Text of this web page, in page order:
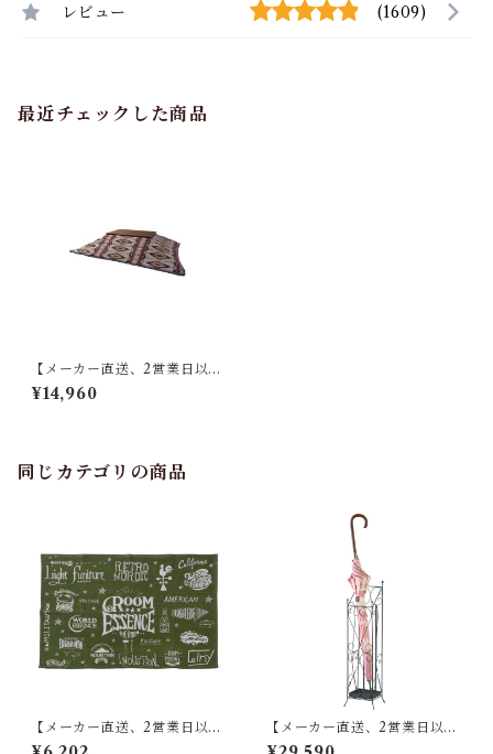
レビュー (1609)
最近チェックした商品
【メーカー直送、2営業日以内
に発送】東谷 薄掛けコタツ布
団 長方形 KK-150 W190×D2
¥14,960
同じカテゴリの商品
【メーカー直送、2営業日以内
に発送】東谷 ラグ W90×D13
【メーカー直送、2営業日以内
に発送】【8個セット】 東谷